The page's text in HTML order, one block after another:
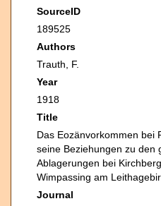
SourceID
189525
Authors
Trauth, F.
Year
1918
Title
Das Eozänvorkommen bei
seine Beziehungen zu den
Ablagerungen bei
Wimpassing am
Journal